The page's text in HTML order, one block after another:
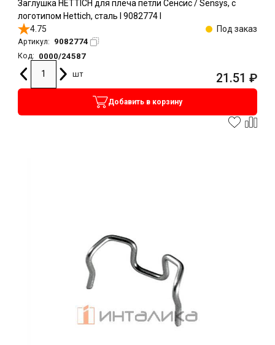
Заглушка HETTICH для плеча петли Сенсис / Sensys, с
логотипом Hettich, сталь l 9082774 l
4.75
Под заказ
Артикул: 9082774
Код:
0000/24587
шт
21.51 ₽
Добавить в корзину